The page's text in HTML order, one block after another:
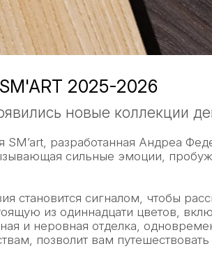
2025-2026
новые коллекции
SM’art, разработанная Андреа
сильные эмоции,
становится сигналом, чтобы
из одиннадцати цветов,
и неровная отделка,
позволит вам